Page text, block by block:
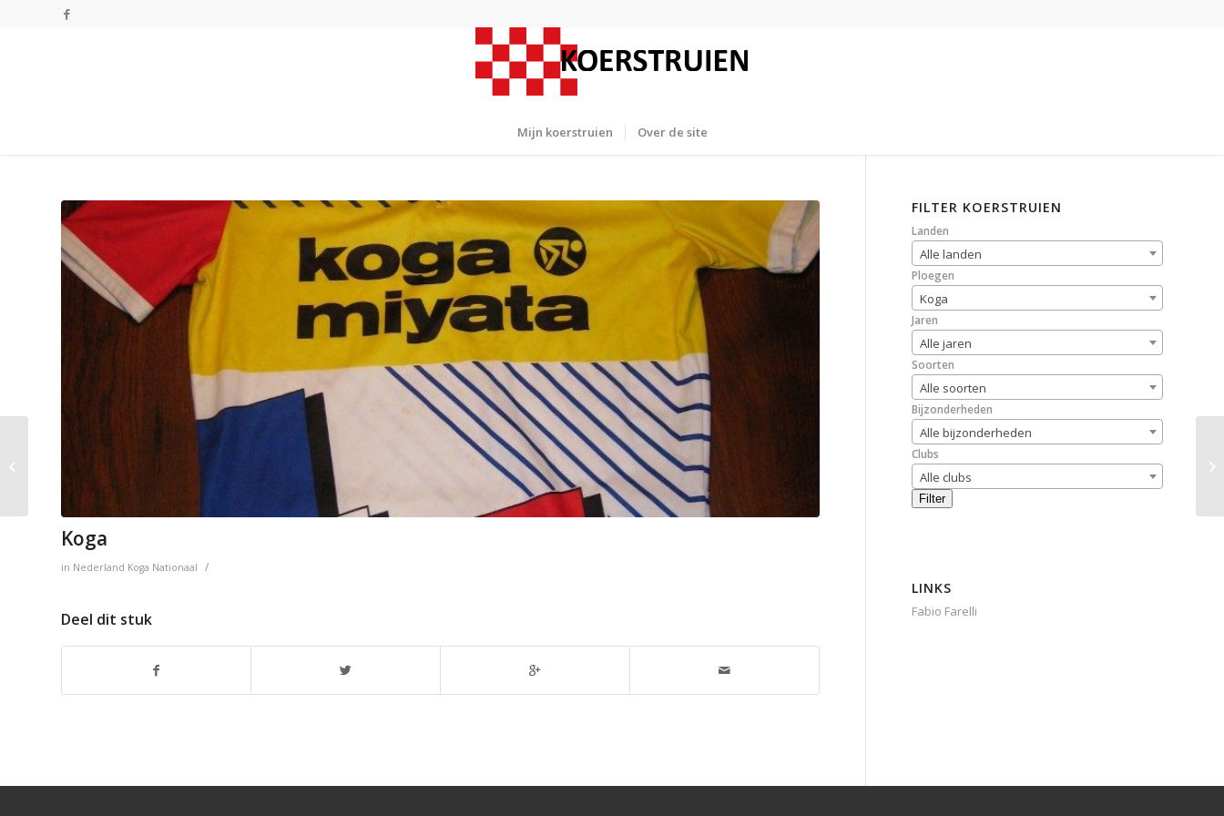
Mijn koerstruien Over de site
Koga
in Nederland Koga Nationaal /
Deel dit stuk
FILTER KOERSTRUIEN
Landen
Alle landen
Ploegen
Koga
Jaren
Alle jaren
Soorten
Alle soorten
Bijzonderheden
Alle bijzonderheden
Clubs
Alle clubs
Filter
LINKS
Fabio Farelli